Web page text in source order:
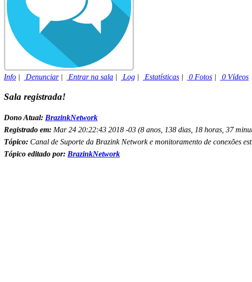
Info | Denunciar| Entrar na sala | Log | Estatísticas | 0 Fotos | 0 Vídeos
Sala registrada!
Dono Atual: BrazinkNetwork
Registrado em: Mar 24 20:22:43 2018 -03 (8 anos, 138 dias, 18 horas, 37
Tópico: Canal de Suporte da Brazink Network e monitoramento de conexões
Tópico editado por: BrazinkNetwork